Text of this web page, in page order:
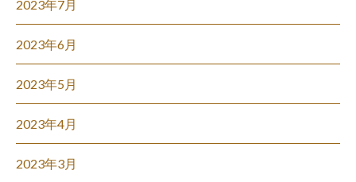
2023年7月
2023年6月
2023年5月
2023年4月
2023年3月